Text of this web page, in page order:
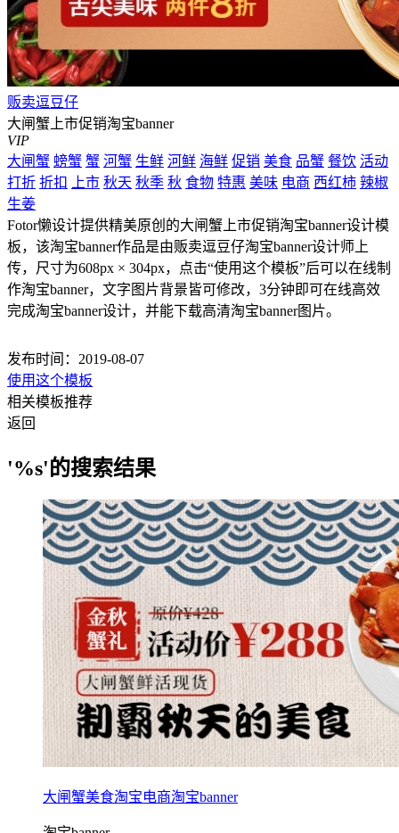
贩卖逗豆仔
大闸蟹上市促销淘宝banner
VIP
大闸蟹 螃蟹 蟹 河蟹 生鲜 河鲜 海鲜 促销 美食 品蟹 餐饮 活动
打折 折扣 上市 秋天 秋季 秋 食物 特惠 美味 电商 西红柿 辣椒
生姜
Fotor懒设计提供精美原创的大闸蟹上市促销淘宝banner设计模
板，该淘宝banner作品是由贩卖逗豆仔淘宝banner设计师上
传，尺寸为608px × 304px，点击“使用这个模板”后可以在线制
作淘宝banner，文字图片背景皆可修改，3分钟即可在线高效
完成淘宝banner设计，并能下载高清淘宝banner图片。
发布时间：2019-08-07
使用这个模板
相关模板推荐
返回
'%s'的搜索结果
大闸蟹美食淘宝电商淘宝banner